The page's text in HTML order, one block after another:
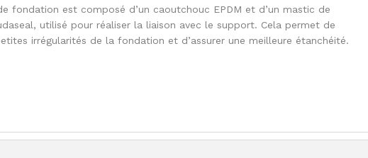
fondation est composé d’un caoutchouc EPDM et d’un mastic de
utilisé pour réaliser la liaison avec le support. Cela permet de
irrégularités de la fondation et d’assurer une meilleure étanchéité.